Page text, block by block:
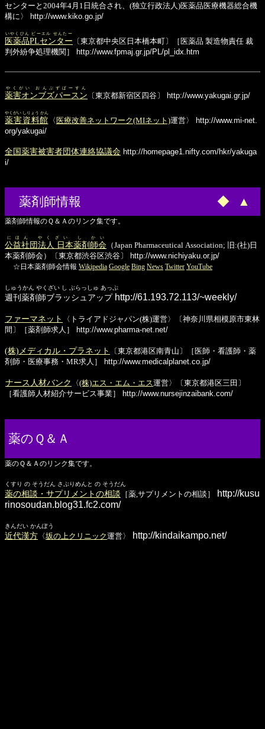
センターと2004年4月1日統合され、(独立行政法人)医薬品医療機器総合機
構に〉
http://www.kiko.go.jp/
医薬品PLセンター
いやくひん ピーエル せんたー
〔東京都中央区日本橋本町〕［医薬品 製造物責任 裁
判外紛争処理機関］
http://www.fpmaj.gr.jp/PL/pl_idx.htm
薬害オンブズパースン
やくがい おんぶずぱーすん
〔東京都新宿区四谷〕 http://www.yakugai.gr.jp/
薬害資料館
やくがい しりょう かん
〈 医療改善ネットワーク(MIネット)運営〉
http://www.mi-net.
org/yakugai/
全国薬害被害者団体連絡協議会 http://homepage1.nifty.com/hkr/yakuga
i/
薬剤師情報 ◆ ▲
薬剤師情報のＱ＆Ａのリンク集です。
公益社団法人 日本薬剤師会
にほん やくざい し かい
（Japan Pharmaceutical Association; 旧:(社)日
本薬剤師会）〔東京都渋谷区渋谷〕
http://www.nichiyaku.or.jp/
☆日本薬剤師会情報 Wikipedia Google Bing News Twitter YouTube
しゅうかん やくざい し ぶらっしゅ あっぷ
週刊薬剤師ブラッシュアップhttp://61.193.72.113/~weekly/
ファーマネット
〈トライアドジャパン(株)運営〉〔神奈川県相模原市東林
間〕［薬剤師求人］
http://www.pharma-net.net/
(株)メディカル・プラネット
〔東京都港区南青山〕［医師・看護師・薬
剤師・医療事務・MR求人］
http://www.medicalplanet.co.jp/
ナース人材バンク 〈(株)エス・エム・エス運営〉〔東京都港区三田〕
［看護師人材紹介サービス事業］
http://www.nursejinzaibank.com/
薬のＱ＆Ａ
薬のＱ＆Ａのリンク集です。
くすり の そうだん さぷりめんと の そうだん
薬の相談・サプリメントの相談 ［薬,サプリメントの相談］
http://kusu
rinosoudan.blog31.fc2.com/
きんだい かんぽう
近代漢方 〈坂の上クリニック運営〉 http://kindaikampo.net/